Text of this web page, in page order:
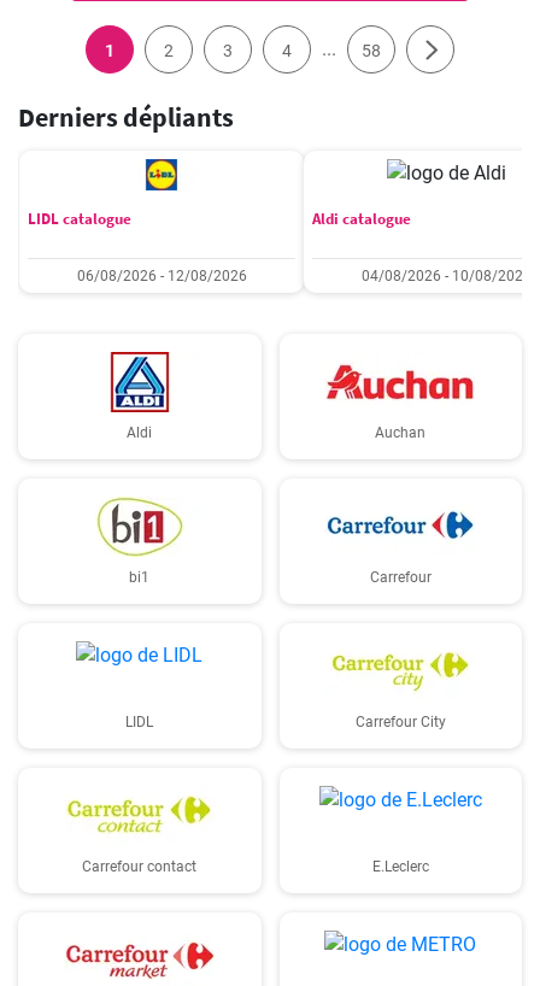
1 2 3 4 ... 58
Derniers dépliants
LIDL catalogue
06/08/2026 - 12/08/2026
Aldi catalogue
04/08/2026 - 10/08/2026
Aldi Auchan
bi1 Carrefour
LIDL Carrefour City
Carrefour contact E.Leclerc